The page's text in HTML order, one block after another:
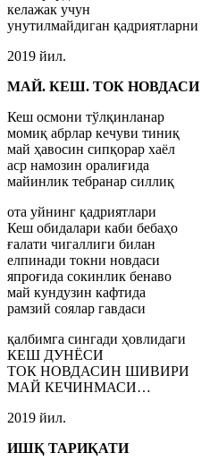
келажак учун
унутилмайдиган қадриятларни
2019 йил.
МАЙ. КЕШ. ТОК НОВДАСИ
Кеш осмони тўлқинланар
момиқ абрлар кечуви тиниқ
май ҳавосин сипқорар хаёл
аср намозин оралиғида
майинлик тебранар силлиқ
ота уйнинг қадриятлари
Кеш обидалари каби бебаҳо
ғалати чигаллиги билан
елпинади токни новдаси
япроғида сокинлик бенаво
май кундузин кафтида
рамзий соялар гавдаси
қалбимга сингади ҳовлидаги
КЕШ ДУНЁСИ
ТОК НОВДАСИН ШИВИРИ
МАЙ КЕЧИНМАСИ…
2019 йил.
ИШҚ ТАРИҚАТИ